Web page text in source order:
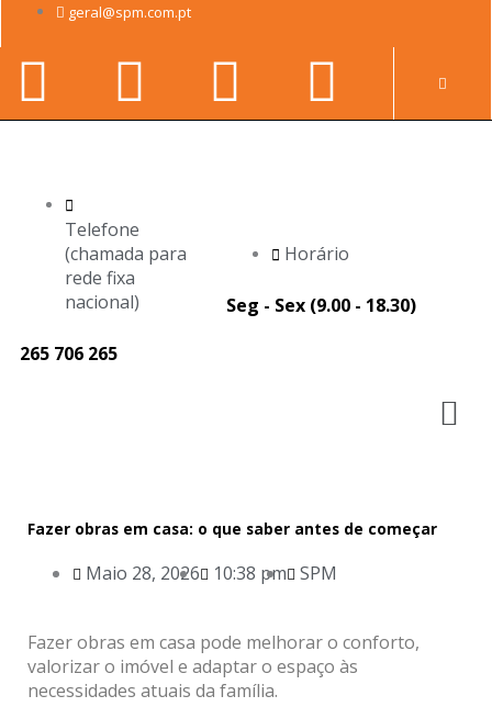
content
geral@spm.com.pt
Facebook-
f
Youtube
Linkedin-
in
Telefone
(chamada para
rede fixa
nacional)
265 706 265
Horário
Seg - Sex (9.00 - 18.30)
Fazer obras em casa: o que saber antes de começar
Maio 28, 2026 10:38 pm SPM
Fazer obras em casa pode melhorar o conforto,
valorizar o imóvel e adaptar o espaço às
necessidades atuais da família.